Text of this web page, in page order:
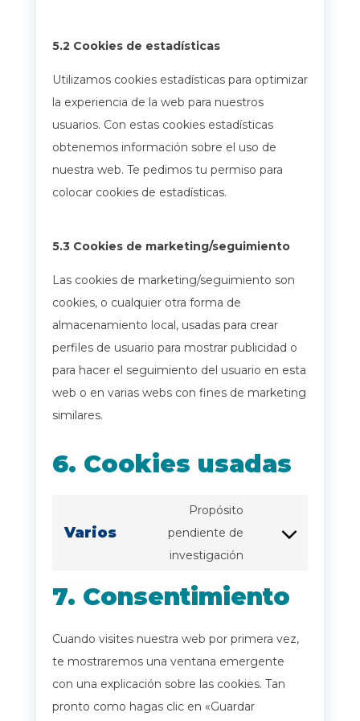
5.2 Cookies de estadísticas
Utilizamos cookies estadísticas para optimizar
la experiencia de la web para nuestros
usuarios. Con estas cookies estadísticas
obtenemos información sobre el uso de
nuestra web. Te pedimos tu permiso para
colocar cookies de estadísticas.
5.3 Cookies de marketing/seguimiento
Las cookies de marketing/seguimiento son
cookies, o cualquier otra forma de
almacenamiento local, usadas para crear
perfiles de usuario para mostrar publicidad o
para hacer el seguimiento del usuario en esta
web o en varias webs con fines de marketing
similares.
6. Cookies usadas
Varios
Propósito
pendiente de
investigación
Consent
service
7. Consentimiento
Cuando visites nuestra web por primera vez,
te mostraremos una ventana emergente
con una explicación sobre las cookies. Tan
pronto como hagas clic en «Guardar